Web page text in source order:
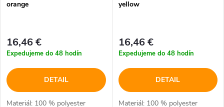
orange
16,46 €
Expedujeme do 48 hodín
DETAIL
Materiál: 100 % polyester
yellow
16,46 €
Expedujeme do 48 hodín
DETAIL
Materiál: 100 % polyester